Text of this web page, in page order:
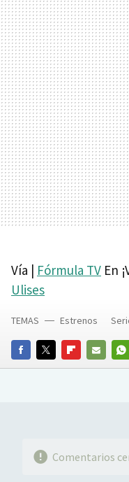
Vía | Fórmula TV En
Ulises
FACEBOOKTWITTERFLIPBOARD
E-
TEMAS Estrenos
Comentarios